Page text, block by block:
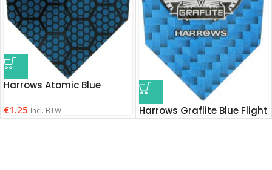
Harrows Atomic Blue
€1.25 Incl. BTW Harrows Graflite Blue Flight